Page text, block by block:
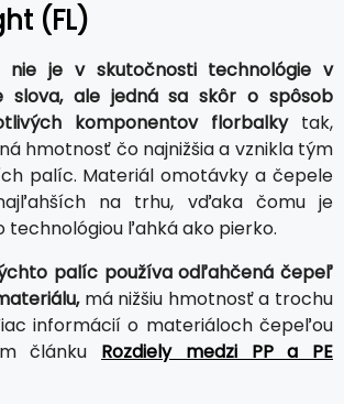
(FL)
nie je v skutočnosti technológie v
slova, ale jedná sa skôr o spôsob
komponentov florbalkytak,
hmotnosť čo najnižšia a vznikla tým
palíc. Materiál omotávky a čepele
na trhu, vďaka čomu je
technológiou ľahká ako pierko.
palíc používa odľahčená čepeľ
má nižšiu hmotnosť a trochu
informácií o materiáloch čepeľou
článku Rozdiely medzi PP a PE